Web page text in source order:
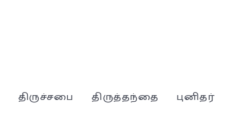
திருச்சபை திருத்தந்தை புனிதர்